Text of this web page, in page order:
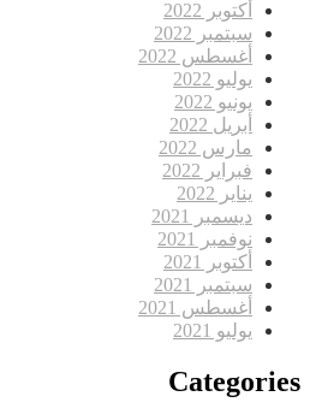
أكتوبر 2022
سبتمبر 2022
أغسطس 2022
يوليو 2022
يونيو 2022
أبريل 2022
مارس 2022
فبراير 2022
يناير 2022
ديسمبر 2021
نوفمبر 2021
أكتوبر 2021
سبتمبر 2021
أغسطس 2021
يوليو 2021
Categories